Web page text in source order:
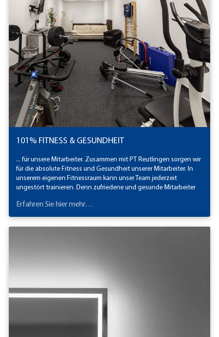
101% FITNESS & GESUNDHEIT
... für unsere Mitarbeiter. Zusammen mit PT Reutlingen sorgen wir
für die absolute Fitness und Gesundheit unserer Mitarbeiter. In
unserem eigenen Fitnessraum kann unser Team jederzeit
ungestört trainieren. Denn zufriedene und gesunde Mitarbeiter
Erfahren Sie hier mehr…